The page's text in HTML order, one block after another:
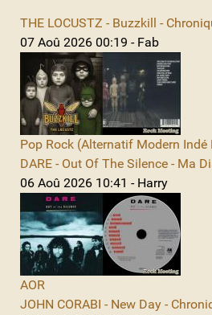
THE LOCUSTZ - Buzzkill -
07 Aoû 2026 00:19 - Fab
Pop Rock (Alternatif Modern Indé
DARE - Out Of The Silence - Ma
06 Aoû 2026 10:41 - Harry
AOR
JOHN CORABI - New Day -